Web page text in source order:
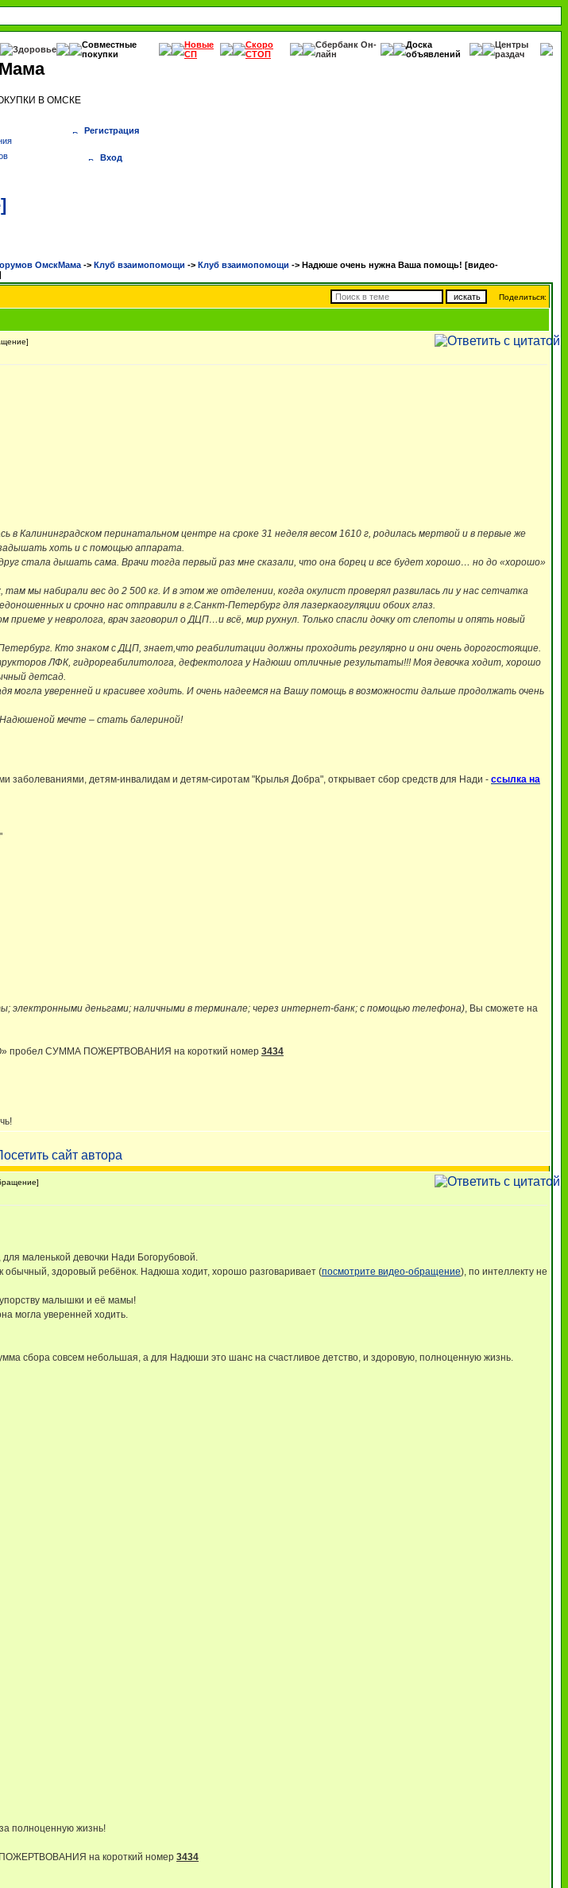
Здоровье
Совместные
покупки
Новые
СП
Скоро
СТОП
Сбербанк Он-
лайн
Доска
объявлений
Центры
раздач
В ОМСКЕ
Регистрация
Вход
ОмскМама -> Клуб взаимопомощи -> Клуб взаимопомощи -> Надюше очень нужна Ваша помощь! [видео-
Поделиться:
в Калининградском перинатальном центре на сроке 31 неделя весом 1610 г, родилась мертвой и в первые же
хоть и с помощью аппарата.
стала дышать сама. Врачи тогда первый раз мне сказали, что она борец и все будет хорошо… но до «хорошо»
мы набирали вес до 2 500 кг. И в этом же отделении, когда окулист проверял развилась ли у нас сетчатка
и срочно нас отправили в г.Санкт-Петербург для лазеркаогуляции обоих глаз.
у невролога, врач заговорил о ДЦП…и всё, мир рухнул. Только спасли дочку от слепоты и опять новый
Кто знаком с ДЦП, знает,что реабилитации должны проходить регулярно и они очень дорогостоящие.
ЛФК, гидрореабилитолога, дефектолога у Надюши отличные результаты!!! Моя девочка ходит, хорошо
детсад.
могла уверенней и красивее ходить. И очень надеемся на Вашу помощь в возможности дальше продолжать очень
мечте – стать балериной!
заболеваниями, детям-инвалидам и детям-сиротам "Крылья Добра", открывает сбор средств для Нади - ссылка на
электронными деньгами; наличными в терминале; через интернет-банк; с помощью телефона), Вы сможете на
пробел СУММА ПОЖЕРТВОВАНИЯ на короткий номер 3434
маленькой девочки Нади Богорубовой.
здоровый ребёнок. Надюша ходит, хорошо разговаривает (посмотрите видео-обращение), по интеллекту не
малышки и её мамы!
могла уверенней ходить.
сбора совсем небольшая, а для Надюши это шанс на счастливое детство, и здоровую, полноценную жизнь.
полноценную жизнь!
на короткий номер 3434